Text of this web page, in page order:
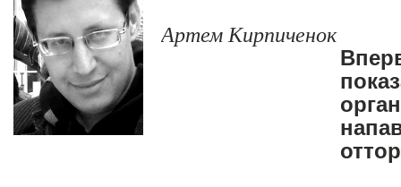
Артем Кирпиченок